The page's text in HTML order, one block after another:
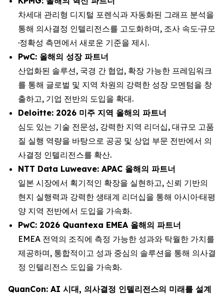
차세대 관리형 디지털 포렌식과 자동화된 그래프 분석을
통해 의사결정 인텔리전스를 고도화하며, 조사 속도·규모
·정확성 측면에서 새로운 기준을 제시.
PwC: 올해의 성장 파트너
산업화된 솔루션, 국경 간 협업, 확장 가능한 프레임워크
를 통해 글로벌 및 지역 차원의 강력한 성장 모멘텀을 창
출하고, 기업 전반의 도입을 확대.
Deloitte: 2026 미주 지역 올해의 파트너
심도 있는 기술 전문성, 강력한 지역 리더십, 대규모 고품
질 실행 역량을 바탕으로 공공 및 상업 부문 전반에서 의
사결정 인텔리전스를 확산.
NTT Data Luweave: APAC 올해의 파트너
일본 시장에서 획기적인 확장을 실현하고, 신뢰 기반의
현지 실행력과 강력한 생태계 리더십을 통해 아시아·태평
양 지역 전반에서 도입을 가속화.
PwC: 2026 Quantexa EMEA 올해의 파트너
EMEA 전역의 조직에 측정 가능한 성과와 탁월한 가치를
제공하며, 통합적이고 성과 중심의 솔루션을 통해 의사결
정 인텔리전스 도입을 가속화.
QuanCon: AI 시대, 의사결정 인텔리전스의 미래를 설계